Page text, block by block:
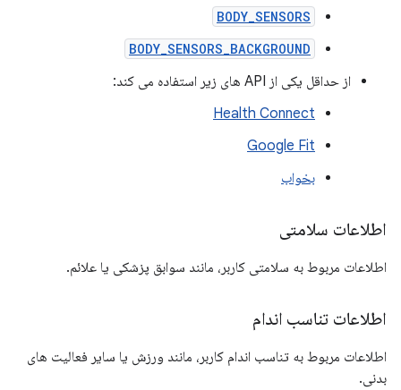
BODY_SENSORS
BODY_SENSORS_BACKGROUND
از حداقل یکی از API های زیر استفاده می کند:
Health Connect
Google Fit
بخواب
اطلاعات سلامتی
اطلاعات مربوط به سلامتی کاربر، مانند سوابق پزشکی یا علائم.
اطلاعات تناسب اندام
اطلاعات مربوط به تناسب اندام کاربر، مانند ورزش یا سایر فعالیت های
بدنی.